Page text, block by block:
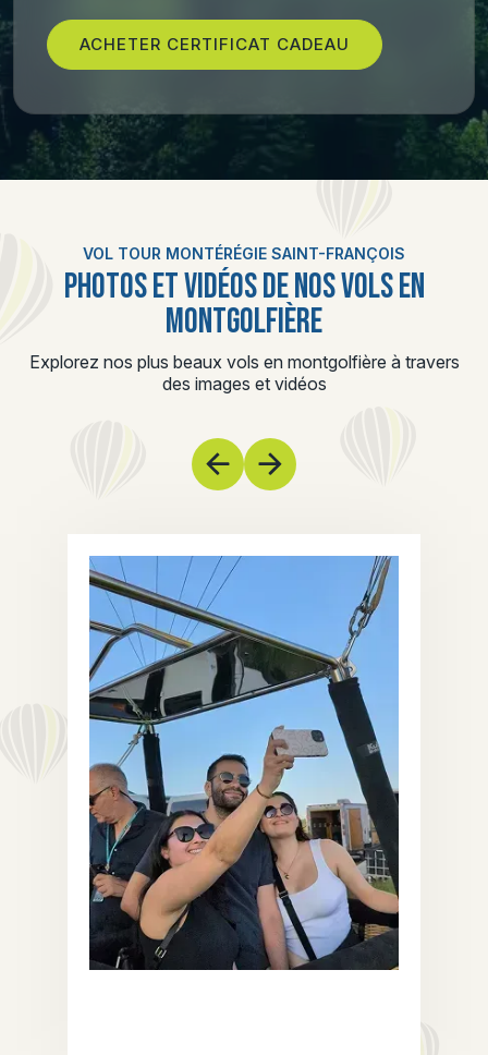
ACHETER CERTIFICAT CADEAU
VOL TOUR MONTÉRÉGIE SAINT-FRANÇOIS
PHOTOS ET VIDÉOS DE NOS VOLS EN
MONTGOLFIÈRE
Explorez nos plus beaux vols en montgolfière à travers
des images et vidéos